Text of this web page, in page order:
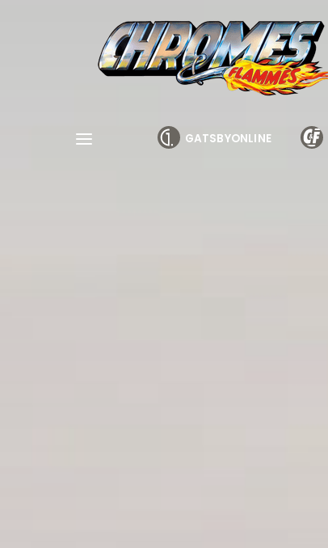
GATSBYONLINE